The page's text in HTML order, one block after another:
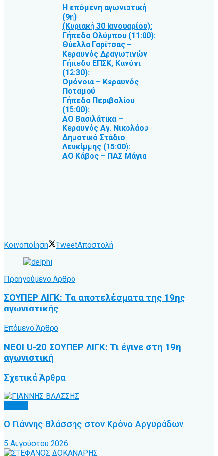
Η επόμενη αγωνιστική
(9η)
(Κυριακή 30 Ιανουαρίου):
Γήπεδο Ολύμπου (11:00):
Θύελλα Γαρίτσας –
Κεραυνός Δραγωτινών
Γήπεδο ΕΠΣΚ, Κανόνι
(12:30):
Ομόνοια – Κεραυνός
Ποταμού
Γήπεδο Περιβολίου
(15:00):
ΑΟ Βασιλάτικα –
Κεραυνός Αγ. Νικολάου
Δημοτικό Στάδιο
Λευκίμμης (15:00):
ΑΟ Κάβος – ΠΑΣ Μάγια
Κοινοποίηση TweetΑποστολή
Προηγούμενο Άρθρο
ΣΟΥΠΕΡ ΛΙΓΚ: Τα αποτελέσματα της 19ης
αγωνιστικής
Επόμενο Άρθρο
ΝΕΟΙ U-20 ΣΟΥΠΕΡ ΛΙΓΚ: Τι έγινε στη 19η
αγωνιστική
ΣχετικάΆρθρα
Ο Γιάννης Βλάσσης στον Κρόνο Αργυράδων
5 Αυγούστου 2026